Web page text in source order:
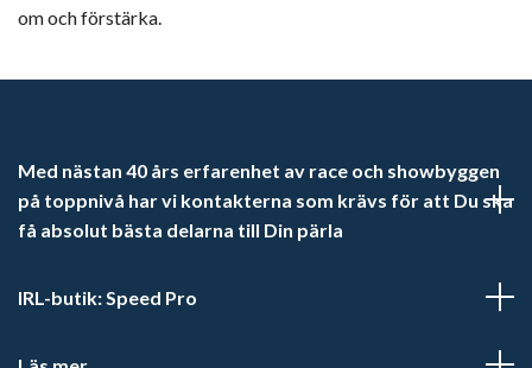
om och förstärka.
Med nästan 40 års erfarenhet av race och showbyggen
på toppnivå har vi kontakterna som krävs för att Du ska
få absolut bästa delarna till Din pärla
IRL-butik: Speed Pro